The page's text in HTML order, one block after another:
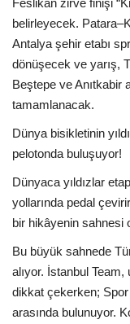
belirleyecek.
Antalya şehir etabı
dönüşecek ve yarış,
Beştepe ve Anıtkabir
tamamlanacak.
Dünya bisikletinin
pelotonda buluşuyor!
Dünyaca yıldızlar
yollarında pedal
bir hikâyenin sahnesi
Bu büyük sahnede
alıyor. İstanbul
dikkat çekerken; Spor
arasında bulunuyor.